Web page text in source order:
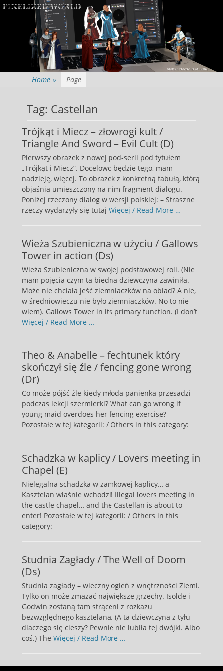
Home » Page
Tag: Castellan
Trójkąt i Miecz – złowrogi kult /
Triangle And Sword – Evil Cult (D)
Pierwszy obrazek z nowej pod-serii pod tytułem
„Trójkąt i Miecz”. Docelowo będzie tego, mam
nadzieję, więcej. To obrazek z konkretną fabułą, którą
objaśnia umieszczony na nim fragment dialogu.
Poniżej rzeczony dialog w wersji polskiej: – Straszne
rzeczy wydarzyły się tutaj Więcej / Read More …
Wieża Szubieniczna w użyciu / Gallows
Tower in action (Ds)
Wieża Szubieniczna w swojej podstawowej roli. (Nie
mam pojęcia czym ta biedna dziewczyna zawiniła.
Może nie chciała jeść ziemniaczków na obiad? A nie,
w średniowieczu nie było ziemniaczków. No to nie
wiem). Gallows Tower in its primary function. (I don’t
Więcej / Read More …
Theo & Anabelle – fechtunek który
skończył się źle / fencing gone wrong
(Dr)
Co może pójść źle kiedy młoda panienka przesadzi
podczas lekcji szermierki? What can go wrong if
young maid overdoes her fencing exercise?
Pozostałe w tej kategorii: / Others in this category:
Schadzka w kaplicy / Lovers meeting in
Chapel (E)
Nielegalna schadzka w zamkowej kaplicy… a
Kasztelan właśnie wchodzi! Illegal lovers meeting in
the castle chapel… and the Castellan is about to
enter! Pozostałe w tej kategorii: / Others in this
category:
Studnia Zagłady / The Well of Doom
(Ds)
Studnia zagłady – wieczny ogień z wnętrzności Ziemi.
Tylko on może zmazać największe grzechy. Isolde i
Godwin zostaną tam strąceni z rozkazu
bezwzględnego kasztelana. (A ta dziewczyna z tyłu
dlaczego się cieszy? Pewnie nie lubiła tej dwójki. Albo
coś.) The Więcej / Read More …